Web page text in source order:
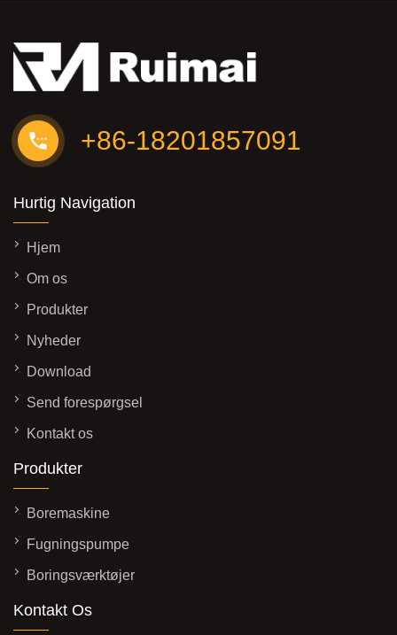
+86-18201857091
Hurtig Navigation
Hjem
Om os
Produkter
Nyheder
Download
Send forespørgsel
Kontakt os
Produkter
Boremaskine
Fugningspumpe
Boringsværktøjer
Kontakt Os